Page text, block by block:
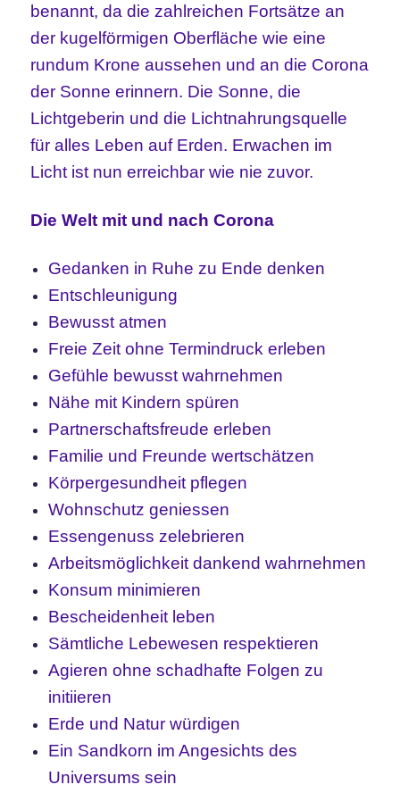
benannt, da die zahlreichen Fortsätze an
der kugelförmigen Oberfläche wie eine
rundum Krone aussehen und an die Corona
der Sonne erinnern. Die Sonne, die
Lichtgeberin und die Lichtnahrungsquelle
für alles Leben auf Erden. Erwachen im
Licht ist nun erreichbar wie nie zuvor.
Die Welt mit und nach Corona
Gedanken in Ruhe zu Ende denken
Entschleunigung
Bewusst atmen
Freie Zeit ohne Termindruck erleben
Gefühle bewusst wahrnehmen
Nähe mit Kindern spüren
Partnerschaftsfreude erleben
Familie und Freunde wertschätzen
Körpergesundheit pflegen
Wohnschutz geniessen
Essengenuss zelebrieren
Arbeitsmöglichkeit dankend wahrnehmen
Konsum minimieren
Bescheidenheit leben
Sämtliche Lebewesen respektieren
Agieren ohne schadhafte Folgen zu
initiieren
Erde und Natur würdigen
Ein Sandkorn im Angesichts des
Universums sein